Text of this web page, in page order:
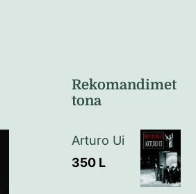
Politikat e kthimeve
Politikat e privatësisë
Rekomandimet
tona
Arturo Ui
350 L